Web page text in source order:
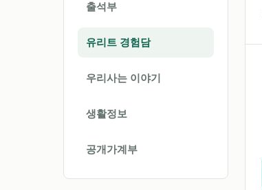
출석부
유리트 경험담
우리사는 이야기
생활정보
공개가계부